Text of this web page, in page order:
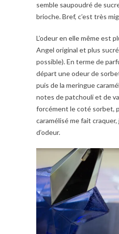
semble saupoudré de
brioche. Bref, c’est très
L’odeur en elle même est
Angel original et plus
possible). En terme de
départ une odeur de
puis de la meringue
notes de patchouli et de
forcément le coté sorbet,
caramélisé me fait craquer,
d’odeur.